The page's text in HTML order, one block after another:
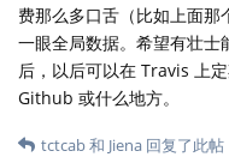
费那么多口舌（比如上面
一眼全局数据。希望有壮士
后，以后可以在 Travis 上
Github 或什么地方。
tctcab和 Jiena 回复了此帖